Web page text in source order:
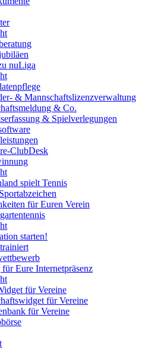
nuLiga
& Mannschaftslizenzverwaltung
& Co.
& Spielverlegungen
ClubDesk
spielt Tennis
für Euren Verein
starten!
Eure Internetpräsenz
für Vereine
für Vereine
für Vereine